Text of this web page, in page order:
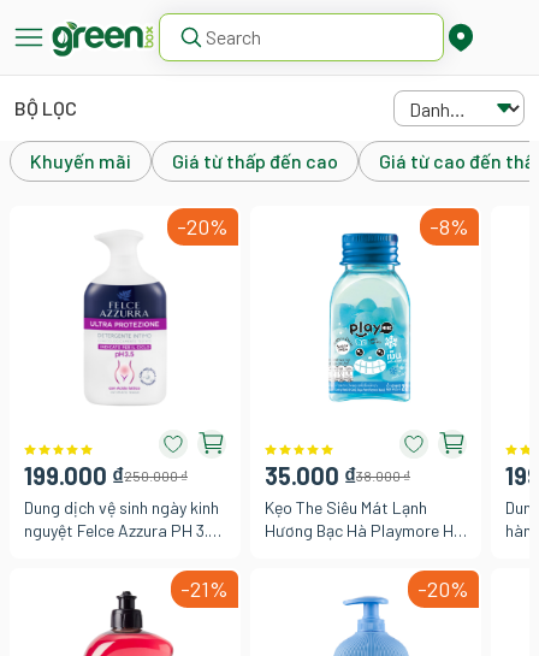
BỘ LỌC
Khuyến mãi Giá từ thấp đến cao Giá từ cao đến
-20%
199.000 ₫250.000 ₫
Dung dịch vệ sinh ngày kinh
nguyệt Felce Azzura PH 3.5
-8%
35.000 ₫38.000 ₫
Kẹo The Siêu Mát Lạnh
Hương Bạc Hà Playmore Hũ
-21% -20%